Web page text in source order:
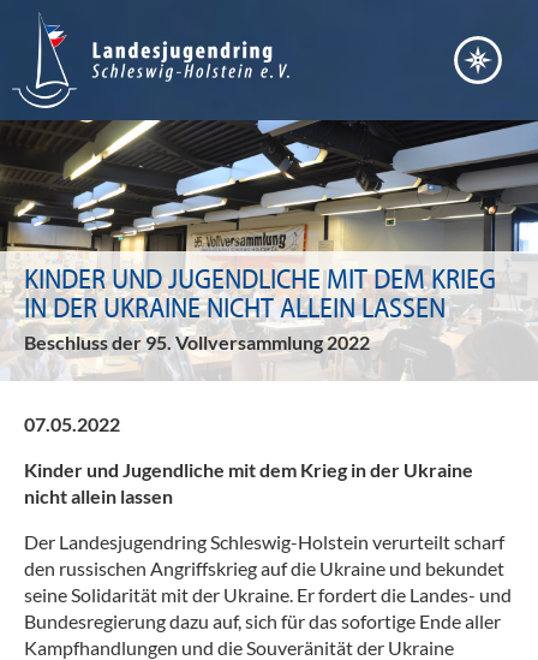
KINDER UND JUGENDLICHE MIT DEM KRIEG
IN DER UKRAINE NICHT ALLEIN LASSEN
Beschluss der 95. Vollversammlung 2022
07.05.2022
Kinder und Jugendliche mit dem Krieg in der Ukraine
nicht allein lassen
Der Landesjugendring Schleswig-Holstein verurteilt scharf
den russischen Angriffskrieg auf die Ukraine und bekundet
seine Solidarität mit der Ukraine. Er fordert die Landes- und
Bundesregierung dazu auf, sich für das sofortige Ende aller
Kampfhandlungen und die Souveränität der Ukraine